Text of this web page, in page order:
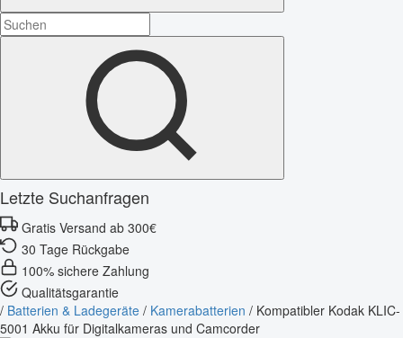
Letzte Suchanfragen
Gratis Versand ab 300€
30 Tage Rückgabe
100% sichere Zahlung
Qualitätsgarantie
/ Batterien & Ladegeräte / Kamerabatterien / Kompatibler Kodak KLIC-
5001 Akku für Digitalkameras und Camcorder